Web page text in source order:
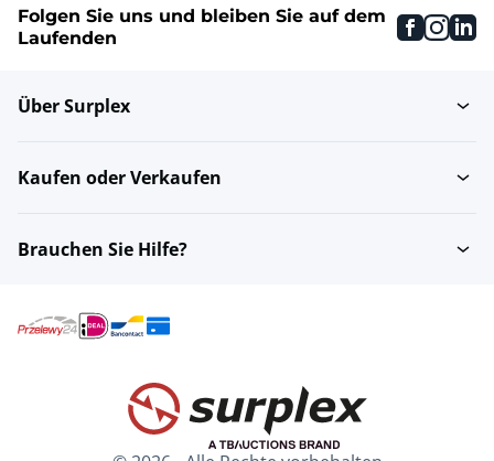
Folgen Sie uns und bleiben Sie auf dem
Laufenden
Über Surplex
Kaufen oder Verkaufen
Brauchen Sie Hilfe?